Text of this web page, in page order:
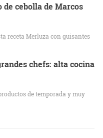
cebolla de Marcos
receta Merluza con guisantes
chefs: alta cocina
de temporada y muy